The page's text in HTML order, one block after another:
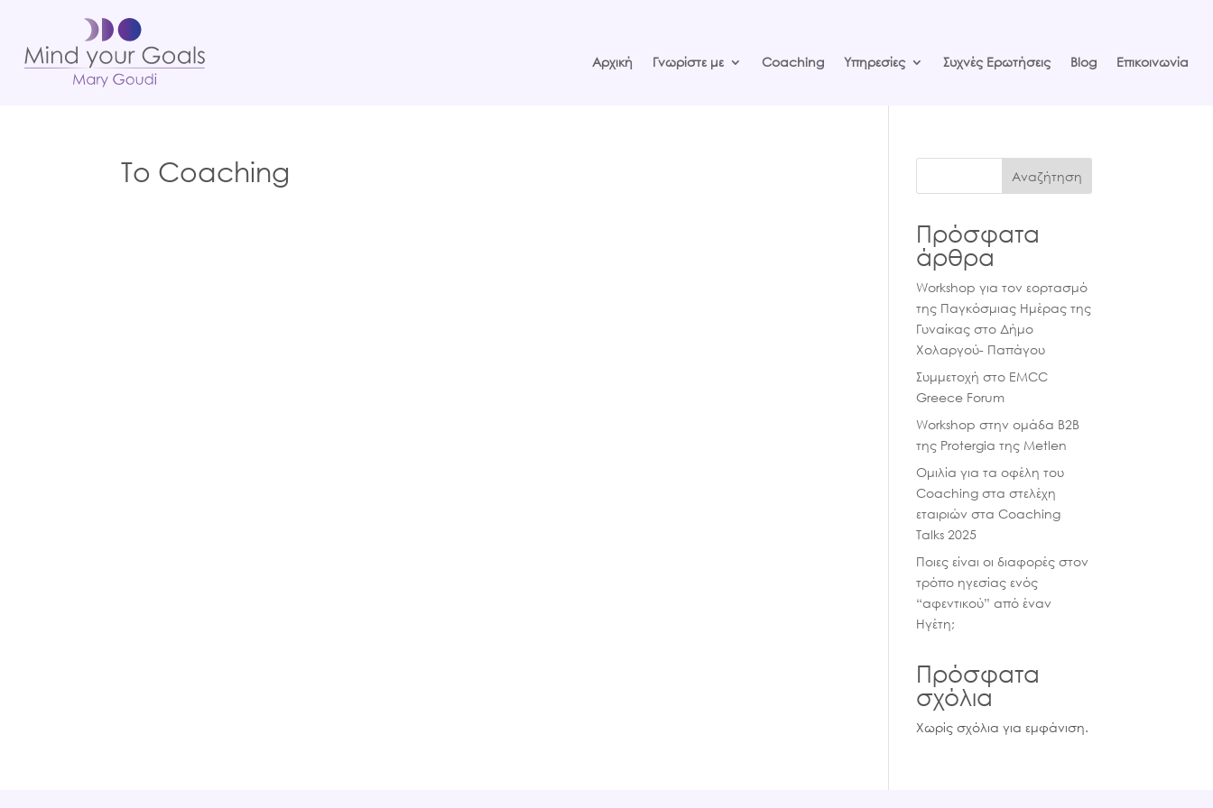
Αρχική Γνωρίστε με Coaching Υπηρεσίες Συχνές Ερωτήσεις Blog Eπικοινωνία
Το Coaching Αναζήτηση
Πρόσφατα
άρθρα
Workshop για τον εορτασμό
της Παγκόσμιας Ημέρας της
Γυναίκας στο Δήμο
Χολαργού- Παπάγου
Συμμετοχή στο EMCC
Greece Forum
Workshop στην ομάδα B2B
της Protergia της Μetlen
Oμιλία για τα οφέλη του
Coaching στα στελέχη
εταιριών στα Coaching
Talks 2025
Ποιες είναι οι διαφορές στον
τρόπο ηγεσίας ενός
“αφεντικού” από έναν
Ηγέτη;
Πρόσφατα
σχόλια
Χωρίς σχόλια για εμφάνιση.